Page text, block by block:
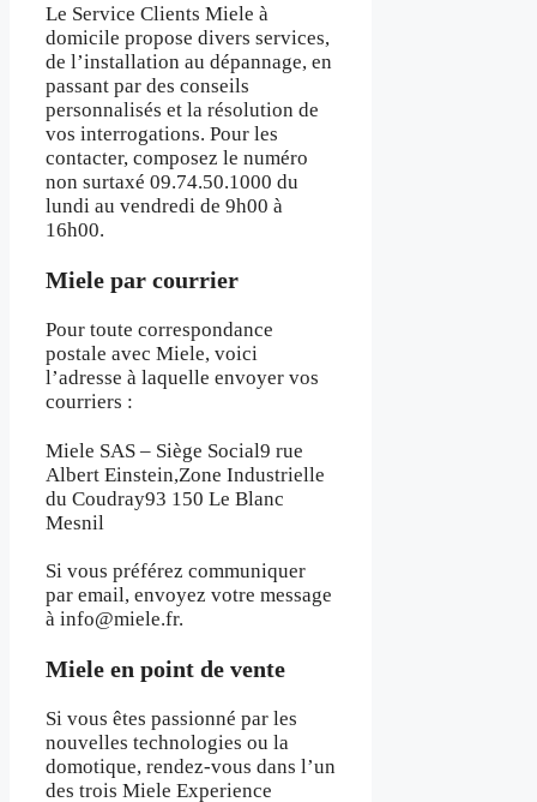
Le Service Clients Miele à
domicile propose divers services,
de l’installation au dépannage, en
passant par des conseils
personnalisés et la résolution de
vos interrogations. Pour les
contacter, composez le numéro
non surtaxé 09.74.50.1000 du
lundi au vendredi de 9h00 à
16h00.
Miele par courrier
Pour toute correspondance
postale avec Miele, voici
l’adresse à laquelle envoyer vos
courriers :
Miele SAS – Siège Social9 rue
Albert Einstein,Zone Industrielle
du Coudray93 150 Le Blanc
Mesnil
Si vous préférez communiquer
par email, envoyez votre message
à info@miele.fr.
Miele en point de vente
Si vous êtes passionné par les
nouvelles technologies ou la
domotique, rendez-vous dans l’un
des trois Miele Experience